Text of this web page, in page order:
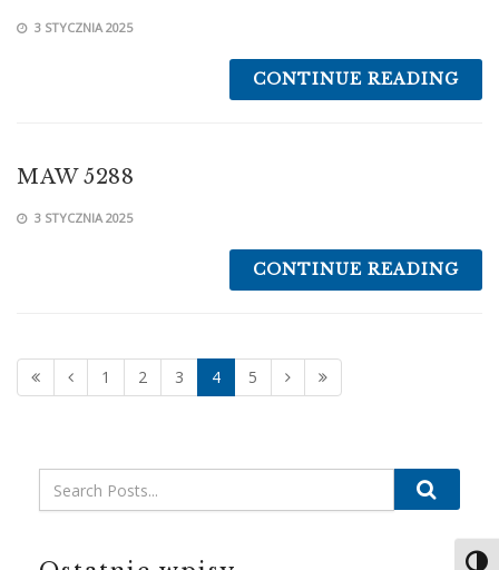
3 STYCZNIA 2025
CONTINUE READING
MAW 5288
3 STYCZNIA 2025
CONTINUE READING
1 2 3 4 5